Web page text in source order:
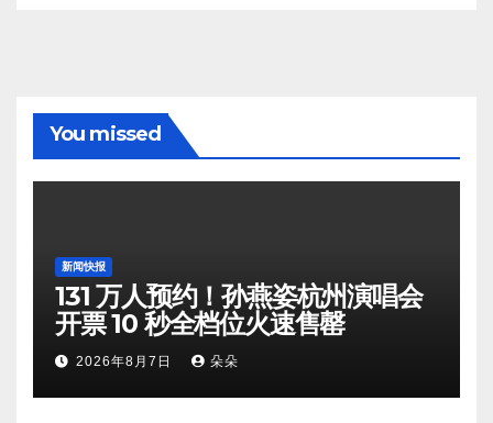
You missed
新闻快报
131 万人预约！孙燕姿杭州演唱会
开票 10 秒全档位火速售罄
2026年8月7日 朵朵